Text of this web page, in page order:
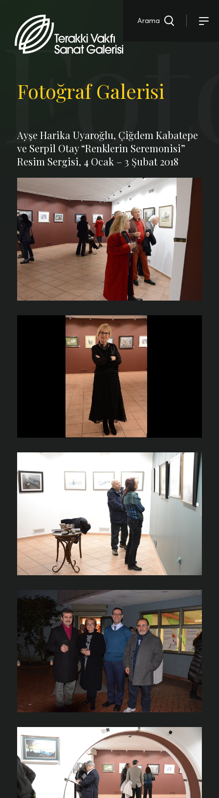
Arama
Fotoğraf Galerisi
Ayşe Harika Uyaroğlu, Çiğdem Kabatepe
ve Serpil Otay “Renklerin Seremonisi”
Resim Sergisi, 4 Ocak – 3 Şubat 2018